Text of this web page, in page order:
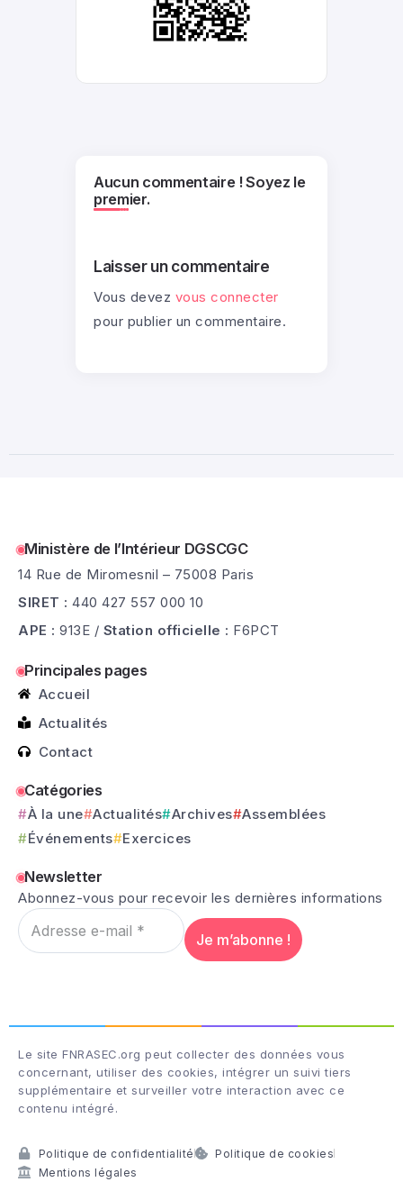
Aucun commentaire ! Soyez le
premier.
Laisser un commentaire
Vous devez vous connecter
pour publier un commentaire.
Ministère de l’Intérieur DGSCGC
14 Rue de Miromesnil – 75008 Paris
SIRET : 440 427 557 000 10
APE : 913E / Station officielle : F6PCT
Principales pages
Accueil
Actualités
Contact
Catégories
À la une Actualités Archives Assemblées
Événements
Exercices
Newsletter
Abonnez-vous pour recevoir les dernières informations
Le site FNRASEC.org peut collecter des données vous
concernant, utiliser des cookies, intégrer un suivi tiers
supplémentaire et surveiller votre interaction avec ce
contenu intégré.
Politique de confidentialité
Politique de cookies
Mentions légales